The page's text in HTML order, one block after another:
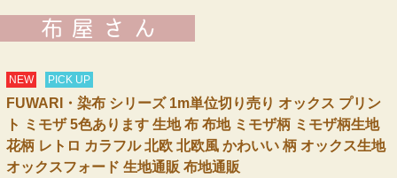
NEW PICK UP
FUWARI・染布 シリーズ 1m単位切り売り オックス プリン
ト ミモザ 5色あります 生地 布 布地 ミモザ柄 ミモザ柄生地
花柄 レトロ カラフル 北欧 北欧風 かわいい 柄 オックス生地
オックスフォード 生地通販 布地通販